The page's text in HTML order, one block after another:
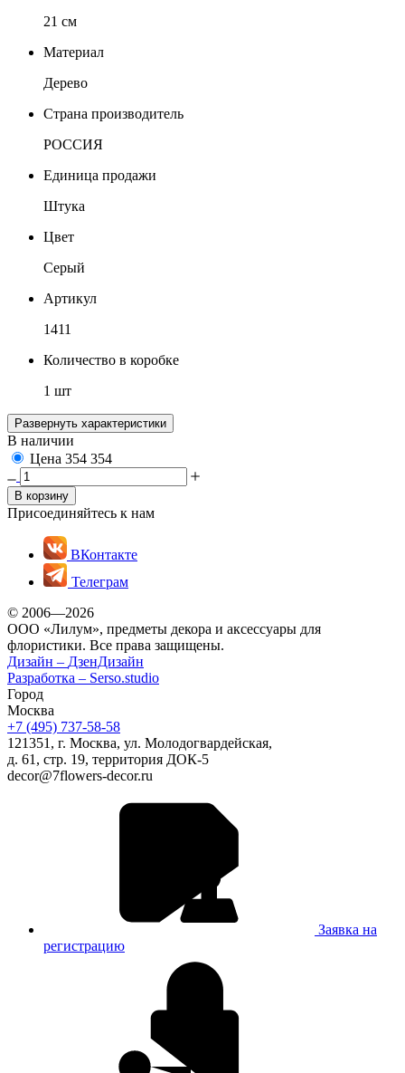
21 см
Материал
Дерево
Страна производитель
РОССИЯ
Единица продажи
Штука
Цвет
Серый
Артикул
1411
Количество в коробке
1 шт
Развернуть характеристики
В наличии
Цена 354 354
В корзину
Присоединяйтесь к нам
ВКонтакте
Телеграм
© 2006—2026
ООО «Лилум», предметы декора и аксессуары для
флористики. Все права защищены.
Дизайн – ДзенДизайн
Разработка – Serso.studio
Город
Москва
+7 (495) 737-58-58
121351, г. Москва, ул. Молодогвардейская,
д. 61, стр. 19, территория ДОК-5
decor@7flowers-decor.ru
Заявка на
регистрацию